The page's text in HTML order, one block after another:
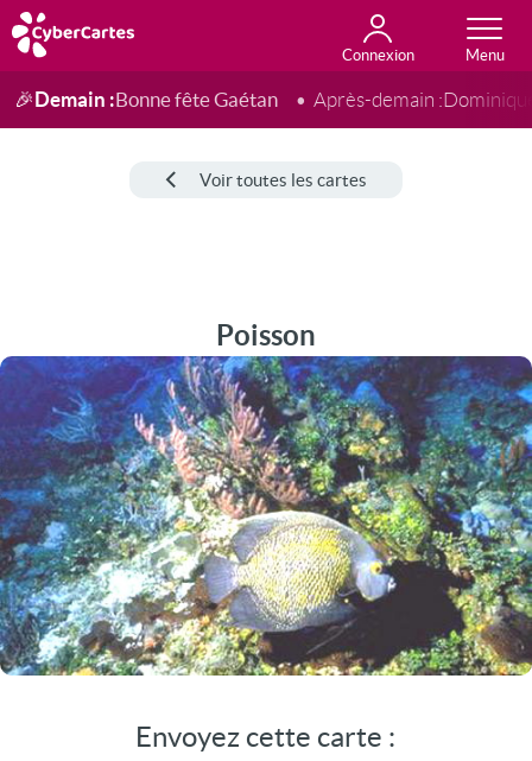
Connexion
Anniversaire
Fête du jour
Amour
Amitié
Merci
Toutes les cartes
🎉Demain :Bonne fête Gaétan Après-demain :
Voir toutes les cartes
Poisson
Envoyez cette carte :